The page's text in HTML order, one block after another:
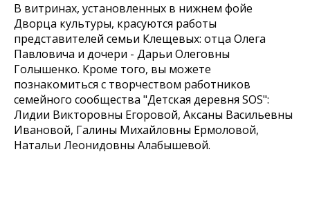
В витринах, установленных в нижнем фойе
Дворца культуры, красуются работы
представителей семьи Клещевых: отца Олега
Павловича и дочери - Дарьи Олеговны
Голышенко. Кроме того, вы можете
познакомиться с творчеством работников
семейного сообщества "Детская деревня SOS":
Лидии Викторовны Егоровой, Аксаны Васильевны
Ивановой, Галины Михайловны Ермоловой,
Натальи Леонидовны Алабышевой.